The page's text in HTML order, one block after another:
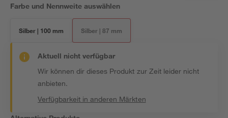
Farbe und Nennweite auswählen
Silber | 100 mm Silber | 87 mm
Aktuell nicht verfügbar
Wir können dir dieses Produkt zur Zeit leider nicht
anbieten.
Verfügbarkeit in anderen Märkten